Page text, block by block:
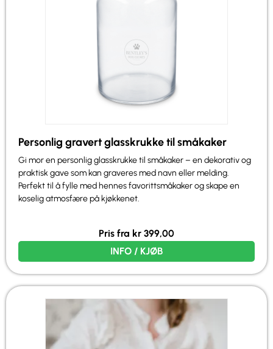
Personlig gravert glasskrukke til småkaker
Gi mor en personlig glasskrukke til småkaker – en dekorativ og
praktisk gave som kan graveres med navn eller melding.
Perfekt til å fylle med hennes favorittsmåkaker og skape en
koselig atmosfære på kjøkkenet.
Pris fra kr 399,00
INFO / KJØB